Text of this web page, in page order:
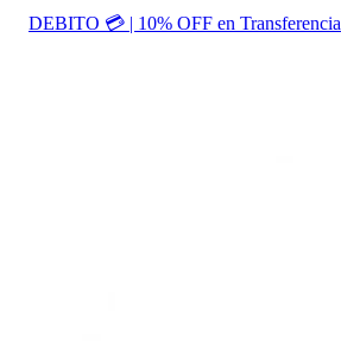
DEBITO 💳 | 10% OFF en Transferencia